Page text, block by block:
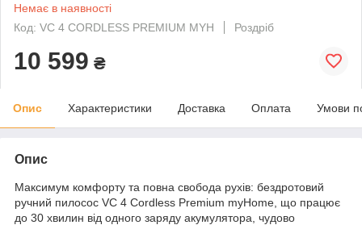
Немає в наявності
Код: VC 4 CORDLESS PREMIUM MYH
Роздріб
10 599 ₴
Опис Характеристики Доставка Оплата Умови
Опис
Максимум комфорту та повна свобода рухів: бездротовий
ручний пилосос VC 4 Cordless Premium myHome, що працює
до 30 хвилин від одного заряду акумулятора, чудово